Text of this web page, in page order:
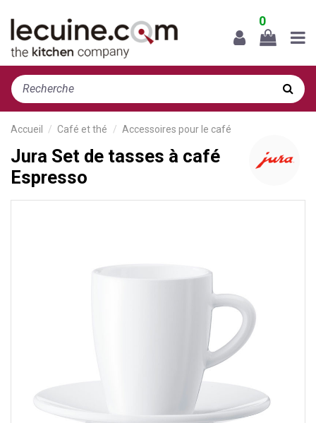
0
Accueil Café et thé Accessoires pour le café
Jura Set de tasses à café
Espresso